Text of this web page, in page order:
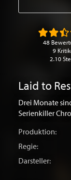
Laid to
Drei Monate
Serienkiller
Produktion:
Regie:
Darsteller:
48
9
2.10